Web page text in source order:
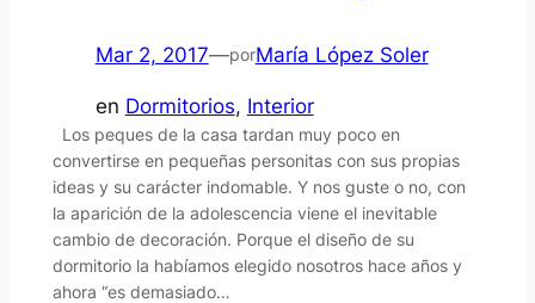
Mar 2, 2017—porMaría López Soler
en Dormitorios, Interior
Los peques de la casa tardan muy poco en
convertirse en pequeñas personitas con sus propias
ideas y su carácter indomable. Y nos guste o no, con
la aparición de la adolescencia viene el inevitable
cambio de decoración. Porque el diseño de su
dormitorio la habíamos elegido nosotros hace años y
ahora “es demasiado…